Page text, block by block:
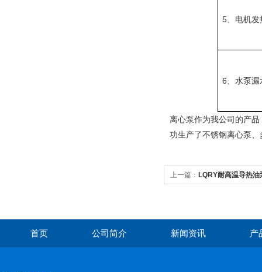
5 、电机
6 、水泵
离心泵作为我公司的产
功生产了不锈钢离心泵
上一篇： LQRY耐高温导热油
首页 公司简介 新闻资讯 产